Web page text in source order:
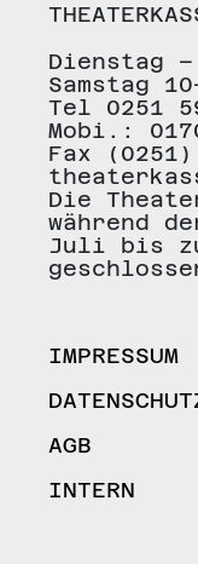
Dienstag
Samstag
Tel 0251
Mobi.:
Fax
Die
während
Juli bis
IMPRESSUM
AGB
INTERN